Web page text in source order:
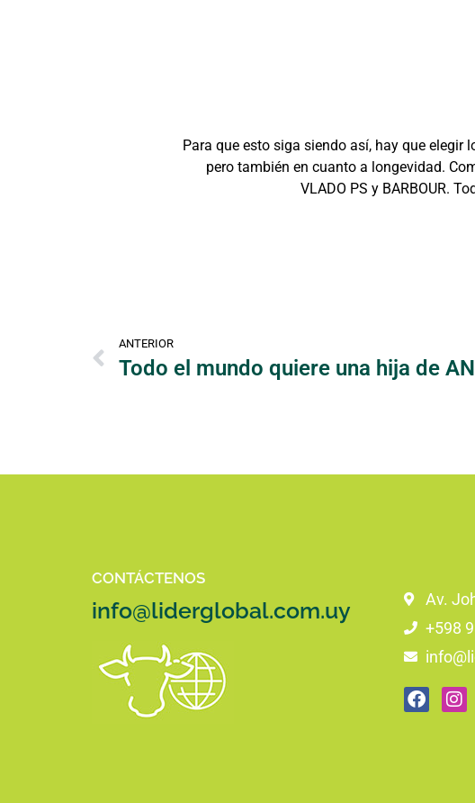
Para que esto siga siendo así, hay que
pero también en cuanto a longevidad.
VLADO PS y BARBOUR.
ANTERIOR
CONTÁCTENOS
info@liderglobal.com.uy
Av.
+598